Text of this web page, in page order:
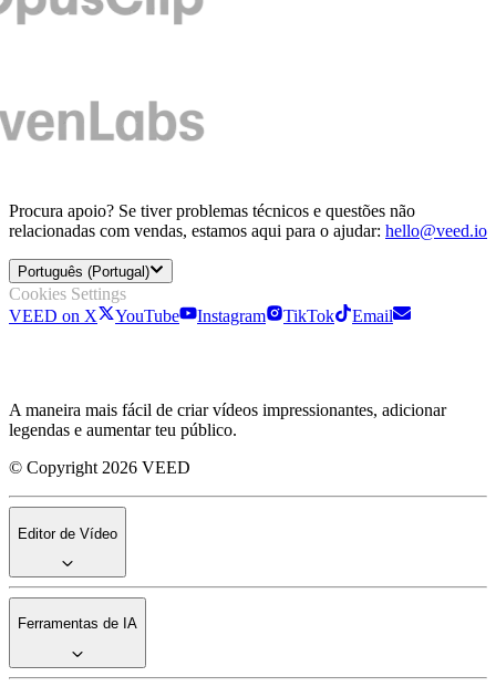
Procura apoio? Se tiver problemas técnicos e questões não
relacionadas com vendas, estamos aqui para o ajudar: hello@veed.io
Português (Portugal)
Cookies Settings
VEED on X
YouTube Instagram TikTok Email
A maneira mais fácil de criar vídeos impressionantes, adicionar
legendas e aumentar teu público.
© Copyright 2026 VEED
Editor de Vídeo
Ferramentas de IA